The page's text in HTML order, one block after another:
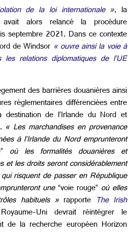
de la loi internationale », la
avait alors relancé la procédure
septembre 2021. Dans ce contexte
de Windsor « ouvre ainsi la voie à
relations diplomatiques de l’UE
des barrières douanières ainsi
réglementaires différenciées entre
destination de l’Irlande du Nord et
« Les marchandises en provenance
à l’Irlande du Nord emprunteront
où les formalités douanières et
et les droits seront considérablement
risquent de passer en République
une“voie rouge”où elles
habituels » rapporte The Irish
Uni devrait réintégrer le
de la recherche européen Horizon